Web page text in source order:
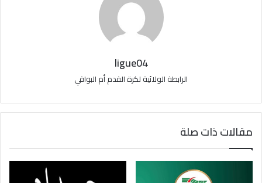
ligue04
الرابطة الولائية لكرة القدم أم البواقي
مقالات ذات صلة